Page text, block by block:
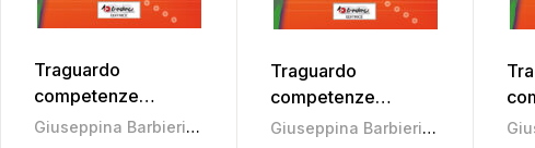
Traguardo
competenze
matematica 3
Giuseppina Barbieri
,Lina Barazza,Marina Cerruti, Michela
Traguardo
competenze
matematica 2
Giuseppina Barbieri
,Lina Barazza